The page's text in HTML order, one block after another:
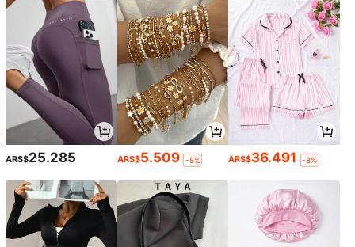
ARS$25.285 ARS$5.509 -8% ARS$36.491 -8%